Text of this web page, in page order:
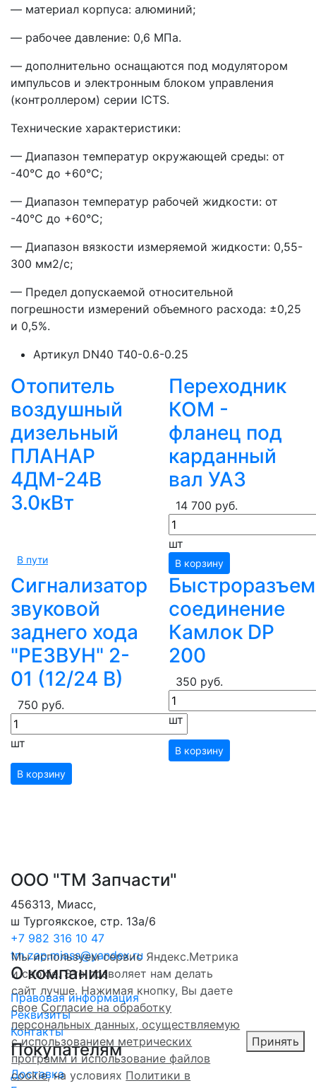
— материал корпуса: алюминий;
— рабочее давление: 0,6 МПа.
— дополнительно оснащаются под модулятором
импульсов и электронным блоком управления
(контроллером) серии ICTS.
Технические характеристики:
— Диапазон температур окружающей среды: от
-40°С до +60°С;
— Диапазон температур рабочей жидкости: от
-40°С до +60°С;
— Диапазон вязкости измеряемой жидкости: 0,55-
300 мм2/с;
— Предел допускаемой относительной
погрешности измерений объемного расхода: ±0,25
и 0,5%.
Артикул DN40 T40-0.6-0.25
Отопитель
воздушный
дизельный
ПЛАНАР
4ДМ-24В
3.0кВт
В пути
Переходник
КОМ -
фланец под
карданный
вал УАЗ
14 700 руб.
шт
В корзину
Сигнализатор
звуковой
заднего хода
"РЕЗВУН" 2-
01 (12/24 В)
750 руб.
шт
В корзину
соединение
Камлок DP
200
350 руб.
шт
В корзину
ООО "ТМ Запчасти"
456313, Миасс,
ш Тургоякское, стр. 13а/6
+7 982 316 10 47
tm.zap.miass@yandex.ru
О компании
Правовая информация
Реквизиты
Контакты
Покупателям
Доставка
Мы используем сервис Яндекс.Метрика
и cookie. Это позволяет нам делать
сайт лучше. Нажимая кнопку, Вы даете
свое Согласие на обработку
персональных данных, осуществляемую
с использованием метрических
программ и использование файлов
cookie, на условиях Политики в
Принять